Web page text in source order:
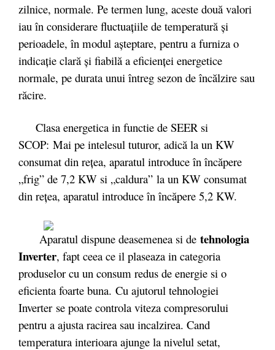
zilnice, normale. Pe termen lung, aceste două valori
iau în considerare fluctuaţiile de temperatură şi
perioadele, în modul aşteptare, pentru a furniza o
indicaţie clară şi fiabilă a eficienţei energetice
normale, pe durata unui întreg sezon de încălzire sau
răcire.
Clasa energetica in functie de SEER si
SCOP: Mai pe intelesul tuturor, adică la un KW
consumat din reţea, aparatul introduce în încăpere
„frig” de 7,2 KW si „caldura” la un KW consumat
din reţea, aparatul introduce în încăpere 5,2 KW.
Aparatul dispune deasemenea si de tehnologia
Inverter, fapt ceea ce il plaseaza in categoria
produselor cu un consum redus de energie si o
eficienta foarte buna. Cu ajutorul tehnologiei
Inverter se poate controla viteza compresorului
pentru a ajusta racirea sau incalzirea. Cand
temperatura interioara ajunge la nivelul setat,